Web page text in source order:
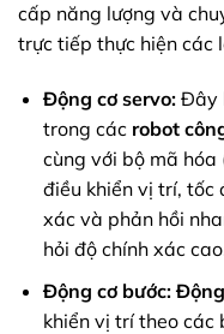
cấp năng lượng và
trực tiếp thực hiện các
Động cơ servo:Đây
trong các robot
cùng với bộ mã hóa
điều khiển vị trí, tốc
xác và phản hồi
hỏi độ chính xác
Động cơ bước:
khiển vị trí theo các